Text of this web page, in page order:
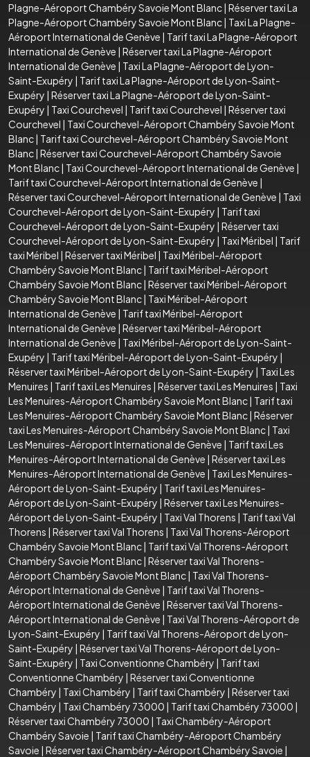
Plagne-Aéroport Chambéry Savoie Mont Blanc| Réserver taxi La
Plagne-Aéroport Chambéry Savoie Mont Blanc| Taxi La Plagne-
Aéroport International de Genève | Tarif taxi La Plagne-Aéroport
International de Genève | Réserver taxi La Plagne-Aéroport
International de Genève | Taxi La Plagne-Aéroport de Lyon-
Saint-Exupéry | Tarif taxi La Plagne-Aéroport de Lyon-Saint-
Exupéry | Réserver taxi La Plagne-Aéroport de Lyon-Saint-
Exupéry | Taxi Courchevel | Tarif taxi Courchevel | Réserver taxi
Courchevel | Taxi Courchevel-Aéroport Chambéry Savoie Mont
Blanc| Tarif taxi Courchevel-Aéroport Chambéry Savoie Mont
Blanc| Réserver taxi Courchevel-Aéroport Chambéry Savoie
Mont Blanc| Taxi Courchevel-Aéroport International de Genève |
Tarif taxi Courchevel-Aéroport International de Genève |
Réserver taxi Courchevel-Aéroport International de Genève | Taxi
Courchevel-Aéroport de Lyon-Saint-Exupéry | Tarif taxi
Courchevel-Aéroport de Lyon-Saint-Exupéry | Réserver taxi
Courchevel-Aéroport de Lyon-Saint-Exupéry | Taxi Méribel | Tarif
taxi Méribel | Réserver taxi Méribel | Taxi Méribel-Aéroport
Chambéry Savoie Mont Blanc| Tarif taxi Méribel-Aéroport
Chambéry Savoie Mont Blanc| Réserver taxi Méribel-Aéroport
Chambéry Savoie Mont Blanc| Taxi Méribel-Aéroport
International de Genève | Tarif taxi Méribel-Aéroport
International de Genève | Réserver taxi Méribel-Aéroport
International de Genève | Taxi Méribel-Aéroport de Lyon-Saint-
Exupéry | Tarif taxi Méribel-Aéroport de Lyon-Saint-Exupéry |
Réserver taxi Méribel-Aéroport de Lyon-Saint-Exupéry | Taxi Les
Menuires | Tarif taxi Les Menuires | Réserver taxi Les Menuires | Taxi
Les Menuires-Aéroport Chambéry Savoie Mont Blanc| Tarif taxi
Les Menuires-Aéroport Chambéry Savoie Mont Blanc| Réserver
taxi Les Menuires-Aéroport Chambéry Savoie Mont Blanc| Taxi
Les Menuires-Aéroport International de Genève | Tarif taxi Les
Menuires-Aéroport International de Genève | Réserver taxi Les
Menuires-Aéroport International de Genève | Taxi Les Menuires-
Aéroport de Lyon-Saint-Exupéry | Tarif taxi Les Menuires-
Aéroport de Lyon-Saint-Exupéry | Réserver taxi Les Menuires-
Aéroport de Lyon-Saint-Exupéry | Taxi Val Thorens | Tarif taxi Val
Thorens | Réserver taxi Val Thorens | Taxi Val Thorens-Aéroport
Chambéry Savoie Mont Blanc| Tarif taxi Val Thorens-Aéroport
Chambéry Savoie Mont Blanc| Réserver taxi Val Thorens-
Aéroport Chambéry Savoie Mont Blanc| Taxi Val Thorens-
Aéroport International de Genève | Tarif taxi Val Thorens-
Aéroport International de Genève | Réserver taxi Val Thorens-
Aéroport International de Genève | Taxi Val Thorens-Aéroport de
Lyon-Saint-Exupéry | Tarif taxi Val Thorens-Aéroport de Lyon-
Saint-Exupéry | Réserver taxi Val Thorens-Aéroport de Lyon-
Saint-Exupéry | Taxi Conventionne Chambéry | Tarif taxi
Conventionne Chambéry | Réserver taxi Conventionne
Chambéry | Taxi Chambéry | Tarif taxi Chambéry | Réserver taxi
Chambéry | Taxi Chambéry 73000 | Tarif taxi Chambéry 73000 |
Réserver taxi Chambéry 73000 | Taxi Chambéry-Aéroport
Chambéry Savoie | Tarif taxi Chambéry-Aéroport Chambéry
Savoie | Réserver taxi Chambéry-Aéroport Chambéry Savoie |